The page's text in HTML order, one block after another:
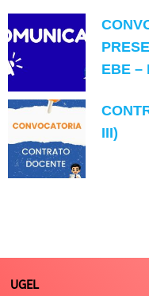
EBE –
III)
UGEL